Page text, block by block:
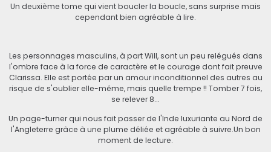
Un deuxième tome qui vient boucler la boucle, sans surprise mais
cependant bien agréable à lire.
Les personnages masculins, à part Will, sont un peu relégués dans
l'ombre face à la force de caractère et le courage dont fait preuve
Clarissa. Elle est portée par un amour inconditionnel des autres au
risque de s'oublier elle-même, mais quelle trempe !! Tomber 7 fois,
se relever 8...
Un page-turner qui nous fait passer de l'Inde luxuriante au Nord de
l'Angleterre grâce à une plume déliée et agréable à suivre.Un bon
moment de lecture.